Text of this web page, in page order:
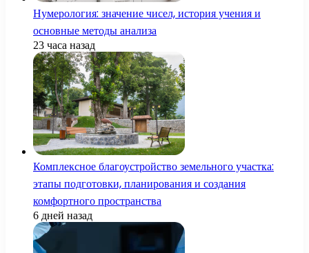
Нумерология: значение чисел, история учения и
основные методы анализа
23 часа назад
Комплексное благоустройство земельного участка:
этапы подготовки, планирования и создания
комфортного пространства
6 дней назад